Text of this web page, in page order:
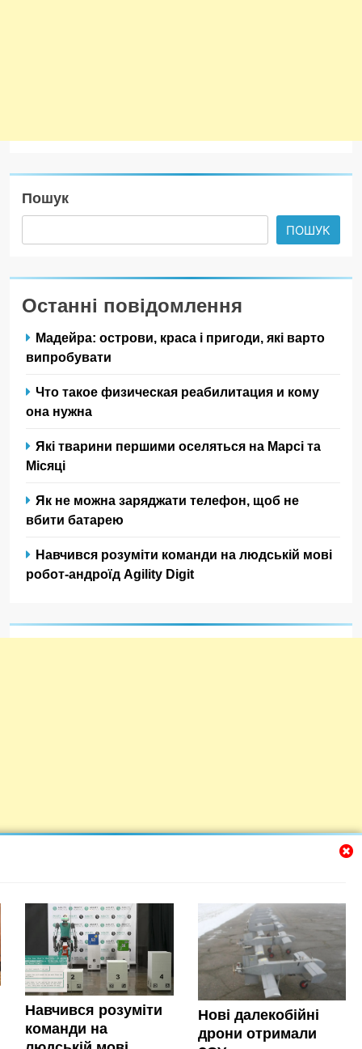
Навчився розуміти
команди на
Нові далекобійні
дрони отримали
Пошук
ПОШУК
Останні повідомлення
Мадейра: острови, краса і пригоди, які варто
випробувати
Что такое физическая реабилитация и кому
она нужна
Які тварини першими оселяться на Марсі та
Місяці
Як не можна заряджати телефон, щоб не
вбити батарею
Навчився розуміти команди на людській мові
робот-андроїд Agility Digit